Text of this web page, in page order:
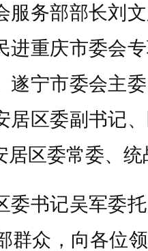
务部部长刘文
进重庆市委会
遂宁市委会主
居区委副书记
居区委常委、
书记吴军委托
群众，向各位